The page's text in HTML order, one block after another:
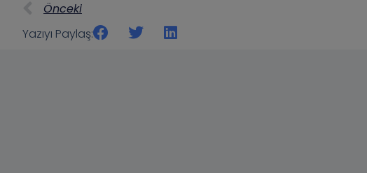
Önceki
Yazıyı Paylaş: